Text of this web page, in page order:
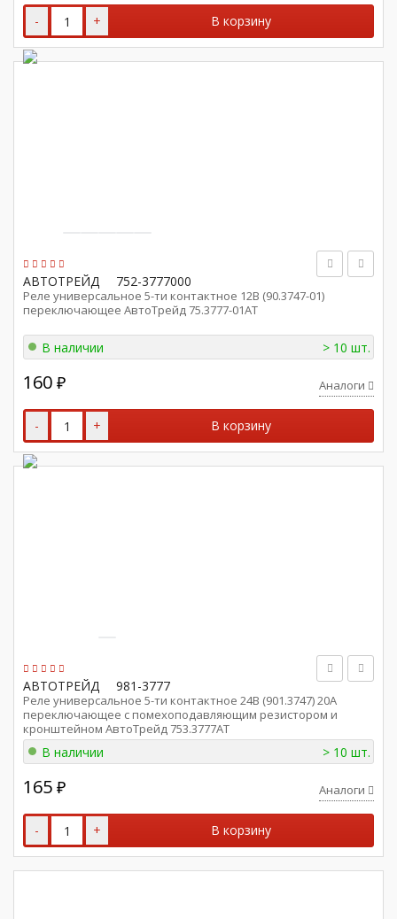
- + В корзину
АВТОТРЕЙД 752-3777000
Реле универсальное 5-ти контактное 12В (90.3747-01)
переключающее АвтоТрейд 75.3777-01АТ
В наличии > 10 шт.
160 ₽ Аналоги
- + В корзину
АВТОТРЕЙД 981-3777
Реле универсальное 5-ти контактное 24В (901.3747) 20А
переключающее с помехоподавляющим резистором и
кронштейном АвтоТрейд 753.3777AТ
В наличии > 10 шт.
165 ₽ Аналоги
- + В корзину